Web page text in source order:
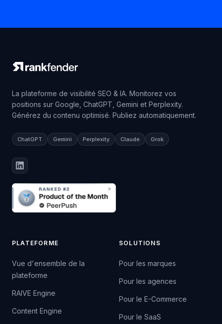
La plateforme de visibilité SEO & IA. Monitorez vos
positions sur Google, ChatGPT, Gemini et Perplexity.
Générez du contenu optimisé. Publiez automatiquement.
ChatGPT Gemini Perplexity Claude Grok
PLATEFORME
Vue d'ensemble de la
plateforme
RAIVE Engine
Content Engine
SOLUTIONS
Pour les marques
Pour les agences
Pour le E-Commerce
Pour le SaaS